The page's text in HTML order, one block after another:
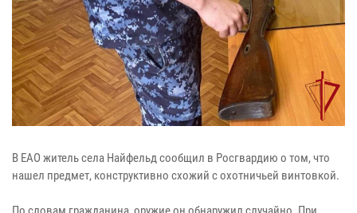
В ЕАО житель села Найфельд сообщил в Росгвардию о том, что
нашел предмет, конструктивно схожий с охотничьей винтовкой.